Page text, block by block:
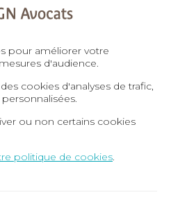
dans les
de sociétés
. Nous optimisons
libérales et
des solutions
et lepacte
pour améliorer votre
d'audience.
cookies d'analyses de trafic,
ou non certains cookies
politique de cookies.